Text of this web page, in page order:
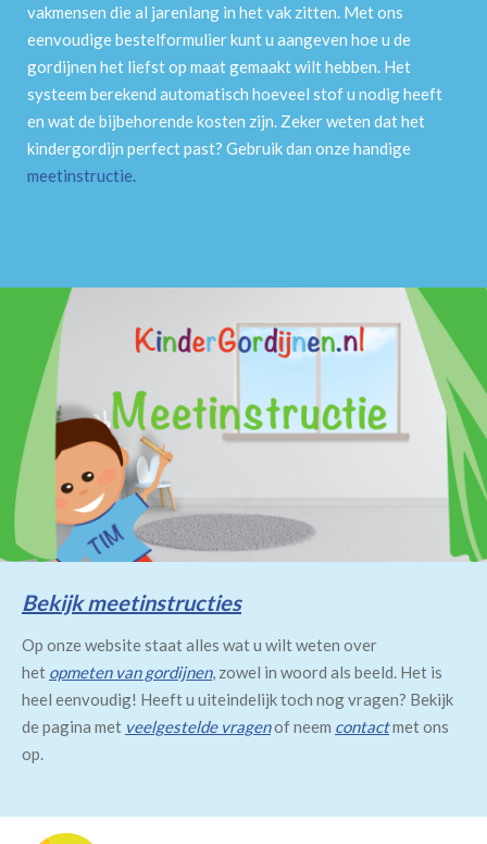
vakmensen die al jarenlang in het vak zitten. Met ons
eenvoudige bestelformulier kunt u aangeven hoe u de
gordijnen het liefst op maat gemaakt wilt hebben. Het
systeem berekend automatisch hoeveel stof u nodig heeft
en wat de bijbehorende kosten zijn. Zeker weten dat het
kindergordijn perfect past? Gebruik dan onze handige
meetinstructie
Bekijk meetinstructies
Op onze website staat alles wat u wilt weten over
het opmeten van gordijnen, zowel in woord als beeld. Het is
heel eenvoudig! Heeft u uiteindelijk toch nog vragen? Bekijk
de pagina met veelgestelde vragenof neem contactmet ons
op.